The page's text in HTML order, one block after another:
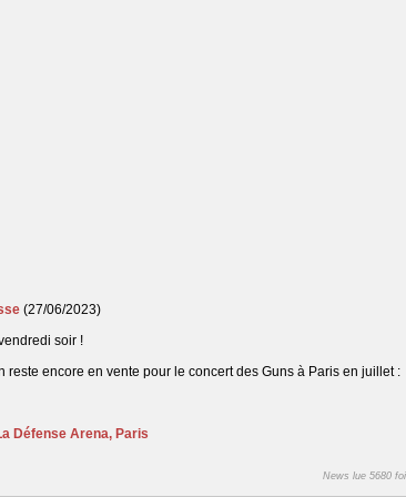
(27/06/2023)
soir !
encore en vente pour le concert des Guns à Paris en juillet :
Défense Arena, Paris
News lue 5680